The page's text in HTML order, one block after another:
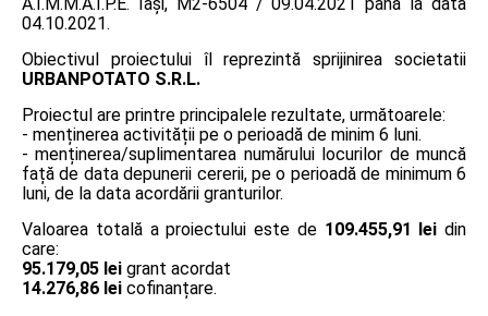
04.10.2021.
Obiectivul proiectului îl reprezintă sprijinirea societatii
URBANPOTATO S.R.L.
Proiectul are printre principalele rezultate, următoarele:
- menținerea activității pe o perioadă de minim 6 luni.
- menținerea/suplimentarea numărului locurilor de muncă
față de data depunerii cererii, pe o perioadă de minimum 6
luni, de la data acordării granturilor.
Valoarea totală a proiectului este de 109.455,91 lei din
care:
95.179,05 lei grant acordat
14.276,86 lei cofinanțare.